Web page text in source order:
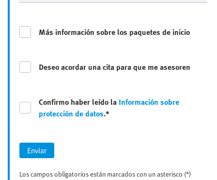
Más información sobre los paquetes de inicio
Deseo acordar una cita para que me asesoren
Confirmo haber leído la Información sobre
protección de datos.*
Enviar
Los campos obligatorios están marcados con un asterisco (*)